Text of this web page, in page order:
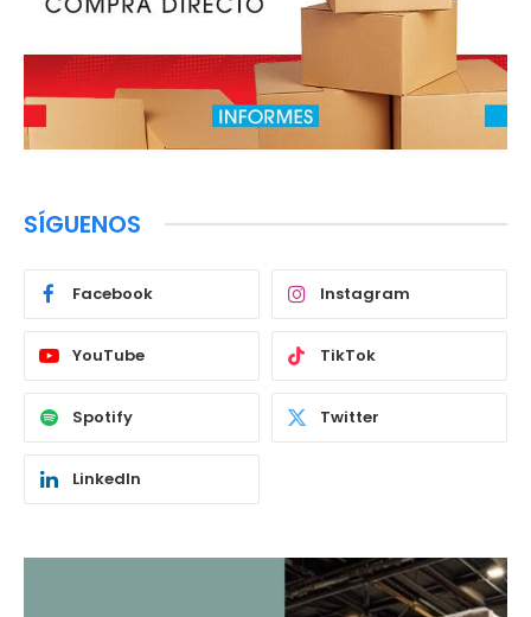
SÍGUENOS
Facebook Instagram
YouTube TikTok
Spotify Twitter
LinkedIn